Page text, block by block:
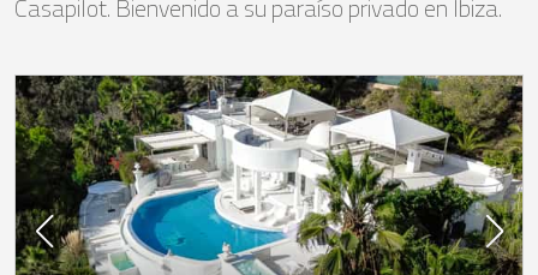
Casapilot. Bienvenido a su paraíso privado en Ibiza.